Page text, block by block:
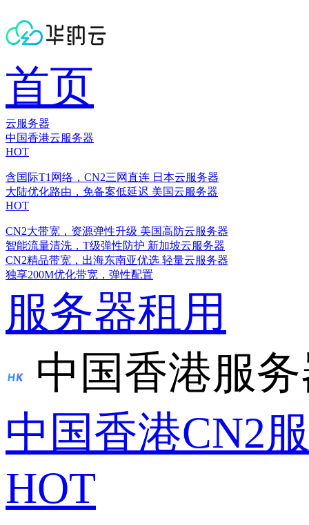
首页
云服务器
中国香港云服务器
HOT
含国际T1网络，CN2三网直连 日本云服务器
大陆优化路由，免备案低延迟 美国云服务器
HOT
CN2大带宽，资源弹性升级 美国高防云服务器
智能流量清洗，T级弹性防护 新加坡云服务器
CN2精品带宽，出海东南亚优选 轻量云服务器
独享200M优化带宽，弹性配置
服务器租用
中国香港服
中国香港CN2
HOT